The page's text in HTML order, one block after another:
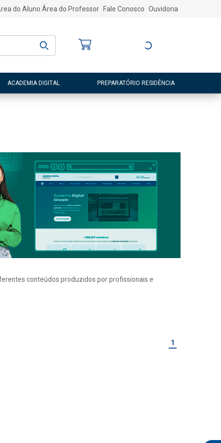
do Aluno Área do Professor Fale Conosco Ouvidoria
Entre ou Cadastre-
ACADEMIA DIGITAL PREPARATÓRIO RESIDÊNCIA
conteúdos produzidos por profissionais e
1